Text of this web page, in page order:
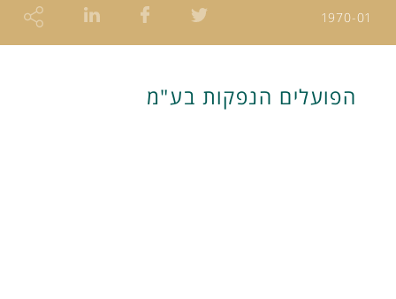
1970-01
הפועלים הנפקות בע"מ